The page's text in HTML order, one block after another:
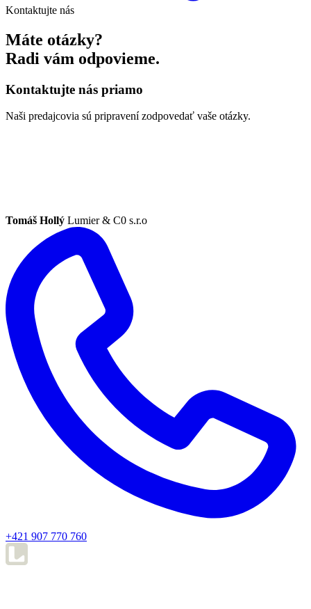
Kontaktujte nás
Máte otázky?
Radi vám odpovieme.
Kontaktujte nás priamo
Naši predajcovia sú pripravení zodpovedať vaše otázky.
Tomáš Hollý Lumier & C0 s.r.o
+421 907 770 760